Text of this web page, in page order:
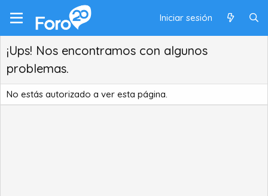
Iniciar sesión
¡Ups! Nos encontramos con algunos
problemas.
No estás autorizado a ver esta página.